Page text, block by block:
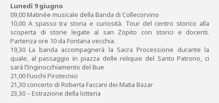
Lunedì 9 giugno
09,00 Matinée musicale della Banda di Collecorvino
10,00 A spasso tra storia e curiosità. Tour del centro storico alla
scoperta di storie legate al san Zopito con storici e docenti.
Partenza ore 10 da Fontana vecchia.
19,30 La banda accompagnerà la Sacra Processione durante la
quale, al passaggio in piazza delle reliquie del Santo Patrono, ci
sarà l’Inginocchiamento del Bue
21,00 Fuochi Pirotecnici
21,30 concerto di Roberta Faccani dei Matia Bazar
23,30 – Estrazione della lotteria